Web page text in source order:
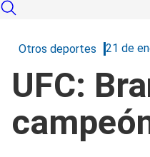
Otros deportes 21 de
UFC: